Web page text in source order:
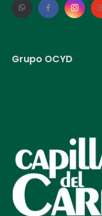
Grupo OCYD